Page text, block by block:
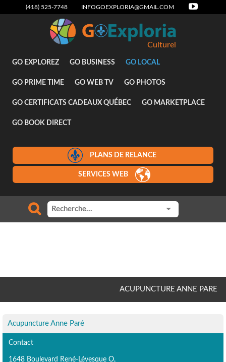
(418) 525-7748 INFOGOEXPLORIA@GMAIL.COM
Culturel
GO EXPLOREZ GO BUSINESS GO LOCAL
GO PRIME TIME GO WEB TV GO PHOTOS
GO CERTIFICATS CADEAUX QUÉBEC GO MARKETPLACE
GO BOOK DIRECT
PLANS DE RELANCE
SERVICES WEB
ACUPUNCTURE ANNE PARE
Acupuncture Anne Paré
Contact
1648 Boulevard René-Lévesque O,